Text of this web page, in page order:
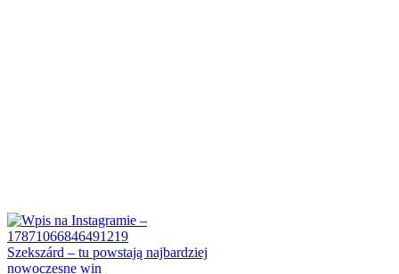
Szekszárd – tu powstają najbardziej
nowoczesne win